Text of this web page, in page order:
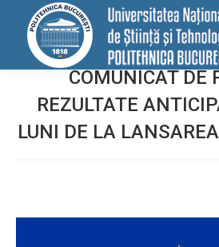
conținut
COMUNICAT DE
REZULTATE
LUNI DE LA